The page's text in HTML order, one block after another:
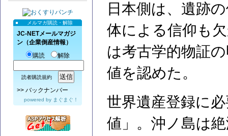
メルマガ購読・解除
JC-NETメールマガジ
ン（企業倒産情報）
購読
解除
読者購読規約
>> バックナンバー
powered by まぐまぐ！
日本側は、遺跡
体による信仰も
は考古学的物証
値を認めた。
世界遺産登録に
値」。沖ノ島は